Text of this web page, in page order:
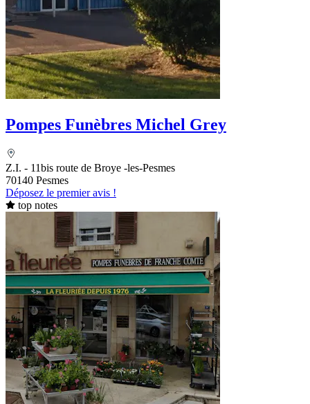
Pompes Funèbres Michel Grey
Z.I. - 11bis route de Broye -les-Pesmes
70140 Pesmes
Déposez le premier avis !
top notes